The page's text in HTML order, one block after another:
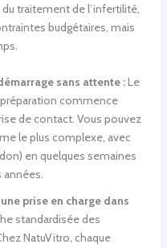
traitement de l’infertilité,
budgétaires, mais
sans attente :Le
commence
de contact. Vous pouvez
le plus complexe, avec
en quelques semaines
années.
prise en charge dans
standardisée des
NatuVitro, chaque